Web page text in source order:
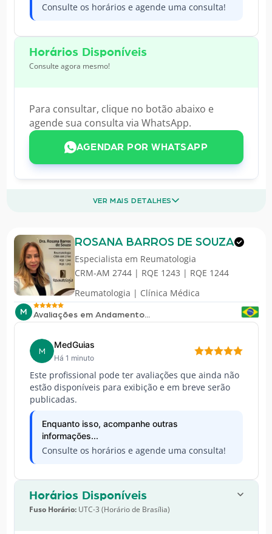
Consulte os horários e agende uma consulta!
Horários Disponíveis
Consulte agora mesmo!
Para consultar, clique no botão abaixo e
agende sua consulta via WhatsApp.
AGENDAR POR WHATSAPP
VER MAIS DETALHES
ROSANA BARROS DE SOUZA
Especialista em Reumatologia
CRM-AM 2744 | RQE 1243 | RQE 1244
Reumatologia | Clínica Médica
M Avaliações em Andamento...
M
MedGuias
Há 1 minuto
Este profissional pode ter avaliações que ainda não
estão disponíveis para exibição e em breve serão
publicadas.
Enquanto isso, acompanhe outras
informações...
Consulte os horários e agende uma consulta!
Horários Disponíveis
Fuso Horário:UTC-3 (Horário de Brasília)